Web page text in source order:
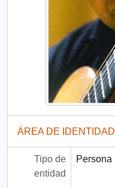
ÁREA DE IDENTIDAD
Tipo de
entidad
Persona